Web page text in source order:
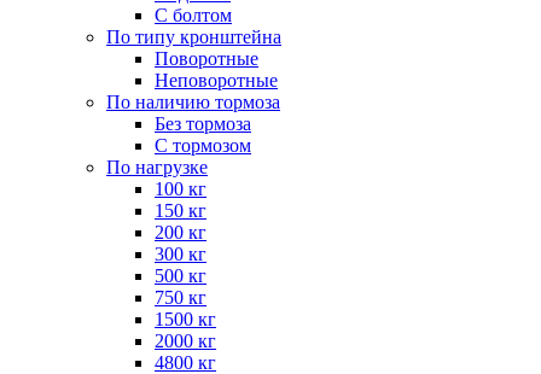
С болтом
По типу кронштейна
Поворотные
Неповоротные
По наличию тормоза
Без тормоза
С тормозом
По нагрузке
100 кг
150 кг
200 кг
300 кг
500 кг
750 кг
1500 кг
2000 кг
4800 кг